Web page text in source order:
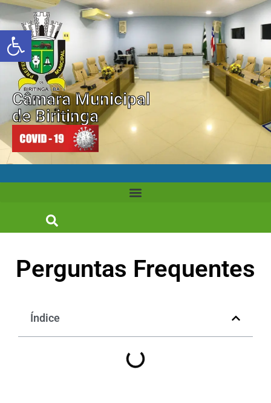
Câmara Municipal
de Biritinga
Perguntas Frequentes
Índice
Abrir a barra de ferramentas